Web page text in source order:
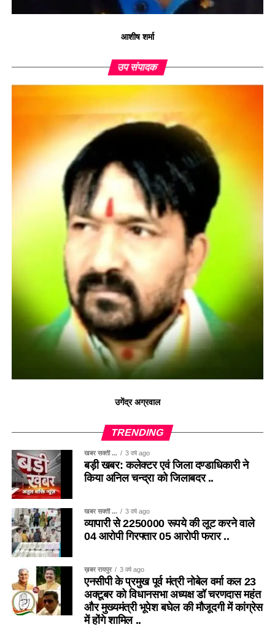
आशीष शर्मा
उप संपादक
उगेंद्र अग्रवाल
TRENDING
खबर सक्ती ... 3 वर्ष ago
बड़ी खबर: कलेक्टर एवं जिला दण्डाधिकारी ने
किया अनिल चन्द्रा को जिलाबदर ..
खबर सक्ती ... 3 वर्ष ago
व्यापारी से 2250000 रूपये की लूट करने वाले
04 आरोपी गिरफ्तार 05 आरोपी फरार ..
ख़बर रायपुर 3 वर्ष ago
एनसीपी के प्रमुख पूर्व मंत्री नोबेल वर्मा कल 23
अक्टूबर को विधानसभा अध्यक्ष डॉ चरणदास महंत
और मुख्यमंत्री भूपेश बघेल की मौजूदगी में कांग्रेस
में होंगे शामिल ..